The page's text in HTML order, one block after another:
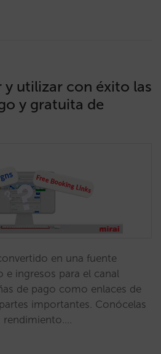
utilizar con éxito las
y gratuita de
en una fuente
e ingresos para el canal
de pago como enlaces de
importantes. Conócelas
rendimiento.…